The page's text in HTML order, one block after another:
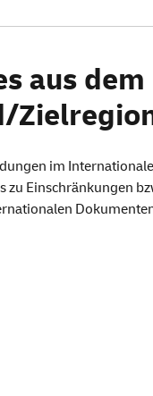
aus dem
im
zu Einschränkungen